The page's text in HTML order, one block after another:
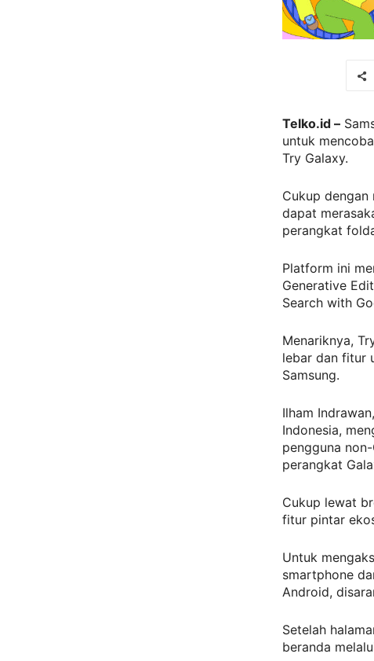
Telko.id –
untuk
Try Galaxy.
Cukup
dapat
perangkat
Platform ini
Generative
Search with
Menariknya,
lebar dan fitur
Samsung.
Ilham
Indonesia,
pengguna
perangkat
Cukup lewat
fitur pintar
Untuk
smartphone
Android,
Setelah
beranda